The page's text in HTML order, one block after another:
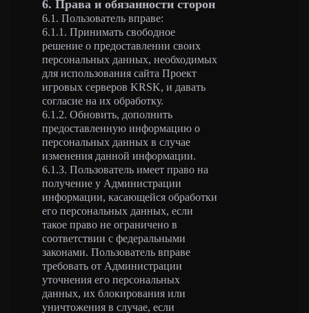
6. Права и обязанности сторон
6.1. Пользователь вправе:
6.1.1. Принимать свободное
решение о предоставлении своих
персональных данных, необходимых
для использования сайта Проект
игровых серверов KRSK, и давать
согласие на их обработку.
6.1.2. Обновить, дополнить
предоставленную информацию о
персональных данных в случае
изменения данной информации.
6.1.3. Пользователь имеет право на
получение у Администрации
информации, касающейся обработки
его персональных данных, если
такое право не ограничено в
соответствии с федеральными
законами. Пользователь вправе
требовать от Администрации
уточнения его персональных
данных, их блокирования или
уничтожения в случае, если